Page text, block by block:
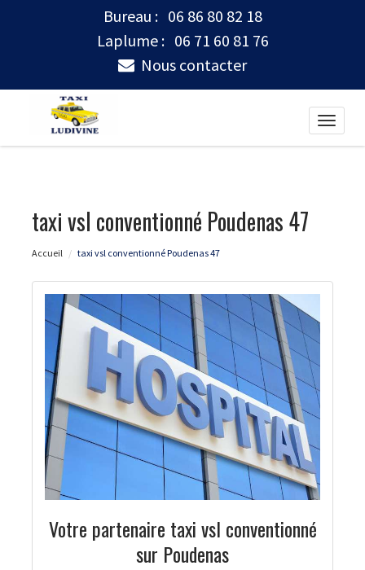
Bureau : 06 86 80 82 18
Laplume : 06 71 60 81 76
Nous contacter
Toggle
taxi vsl conventionné Poudenas 47
Accueil taxi vsl conventionné Poudenas 47
Votre partenaire taxi vsl conventionné
sur Poudenas